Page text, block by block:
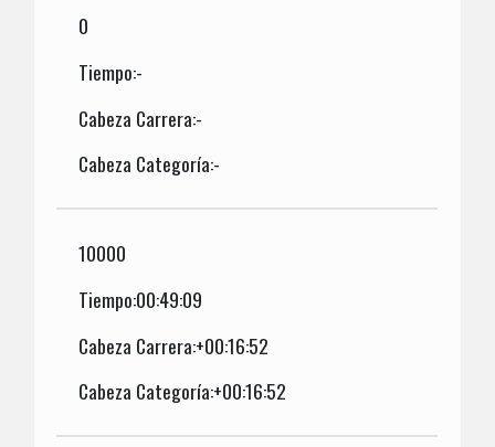
0
Tiempo:-
Cabeza Carrera:-
Cabeza Categoría:-
10000
Tiempo:00:49:09
Cabeza Carrera:+00:16:52
Cabeza Categoría:+00:16:52